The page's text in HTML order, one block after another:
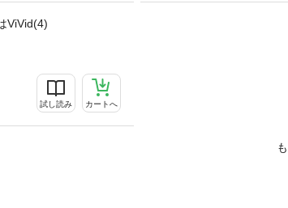
ViVid(4)
試し読み カートへ